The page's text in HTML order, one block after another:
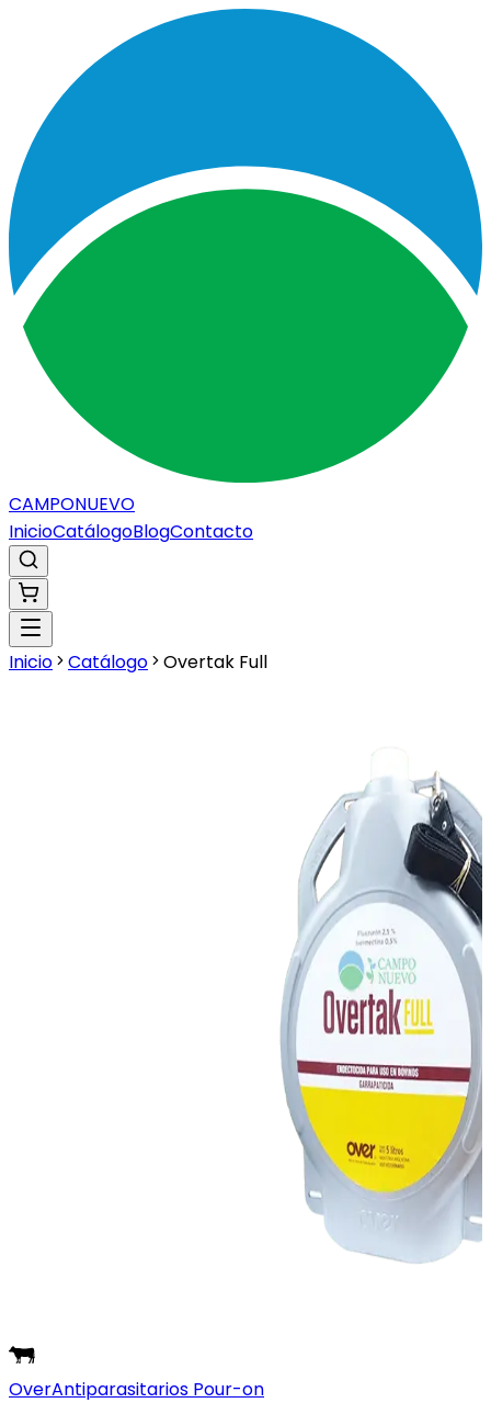
CAMPONUEVO
InicioCatálogoBlogContacto
Inicio Catálogo Overtak Full
OverAntiparasitarios Pour-on